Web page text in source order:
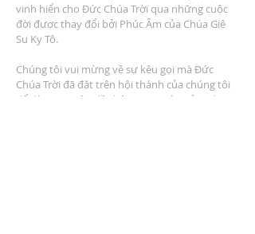
vinh hiển cho Đức Chúa Trời qua những cuộc
đời được thay đổi bởi Phúc Âm của Chúa Giê
Su Ky Tô.
Chúng tôi vui mừng về sự kêu gọi mà Đức
Chúa Trời đã đặt trên hội thánh của chúng tôi
để đào tạo môn đồ thông qua việc giảng dạy